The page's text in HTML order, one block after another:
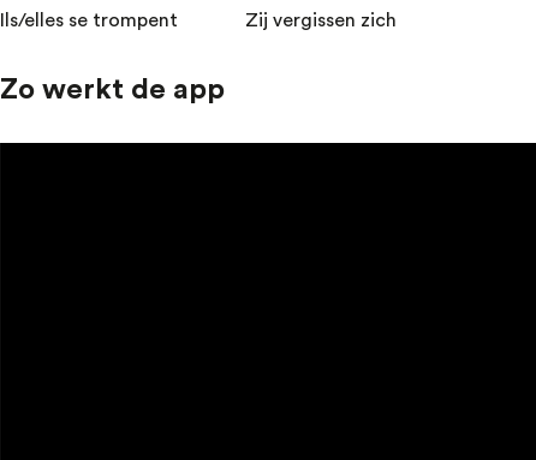
Ils/elles se trompent Zij vergissen zich
Zo werkt de app